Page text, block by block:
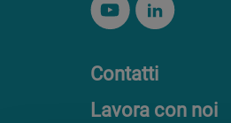
Contatti
Lavora con noi